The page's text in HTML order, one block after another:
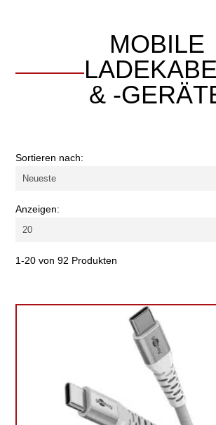
FILTERN
Länge
Kabel-/Adapterart
USB Standard
MOBILE
& -
Sortieren nach:
Anzeigen:
1-20 von 92 Produkten